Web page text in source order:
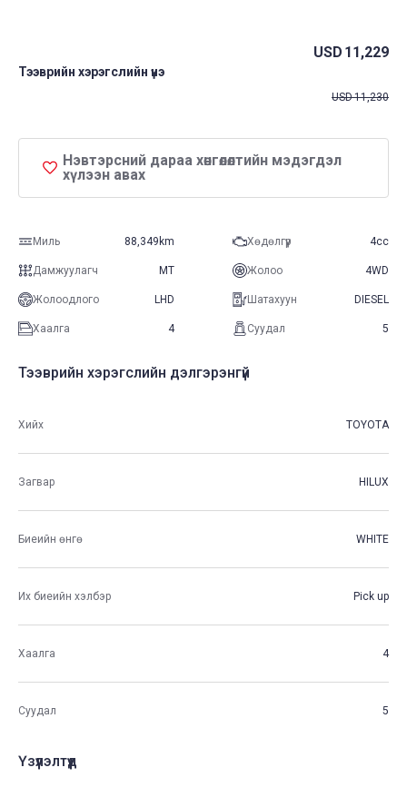
Тээврийн хэрэгслийн үнэ
USD 11,229
USD11,230
Нэвтэрсний дараа хөнгөлөлтийн мэдэгдэл
хүлээн авах
Миль 88,349km Хөдөлгүүр 4cc
Дамжуулагч MT Жолоо 4WD
Жолоодлого LHD Шатахуун DIESEL
Хаалга 4 Суудал 5
Тээврийн хэрэгслийн дэлгэрэнгүй
Хийх TOYOTA
Загвар HILUX
Биеийн өнгө WHITE
Их биеийн хэлбэр Pick up
Хаалга 4
Суудал 5
Үзүүлэлтүүд